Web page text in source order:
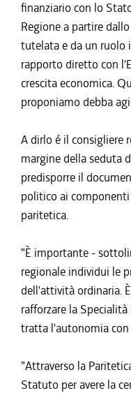
finanziario con lo
Regione a partire
tutelata e da un ruolo
rapporto diretto con
crescita economica.
proponiamo debba
A dirlo é il consigliere
margine della seduta
predisporre il
politico ai
paritetica.
"È importante -
regionale individui le
dell'attività ordinaria.
rafforzare la
tratta l'autonomia con
"Attraverso la
Statuto per avere la